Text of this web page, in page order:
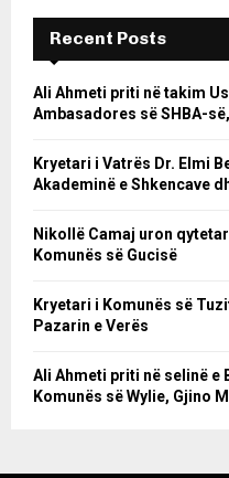
Recent Posts
Ali Ahmeti priti në takim
Ambasadores së SHBA-
Kryetari i Vatrës Dr. Elmi
Akademinë e Shkencave
Nikollë Camaj uron
Komunës së Gucisë
Kryetari i Komunës së
Pazarin e Verës
Ali Ahmeti priti në selinë e
Komunës së Wylie, Gjino